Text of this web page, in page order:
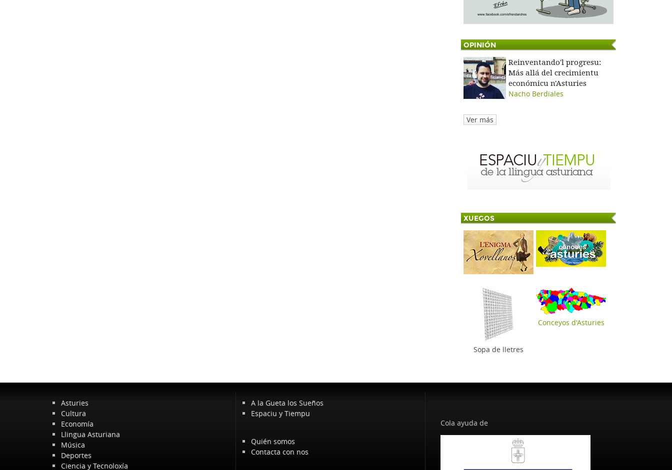
OPINIÓN
Reinventando'l progresu:
Más allá del crecimientu
económicu n'Asturies
Nacho Berdiales
Ver más
XUEGOS
Sopa de lletres
Conceyos d'Asturies
Asturies
Cultura
Economía
Llingua Asturiana
Música
Deportes
Ciencia y Tecnoloxía
A la Gueta los Sueños
Espaciu y Tiempu
Quién somos
Contacta con nos
Cola ayuda de